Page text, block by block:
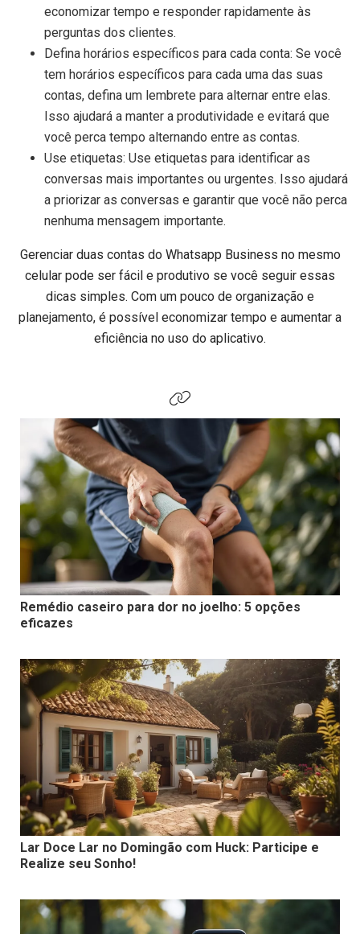
economizar tempo e responder rapidamente às
perguntas dos clientes.
Defina horários específicos para cada conta: Se você
tem horários específicos para cada uma das suas
contas, defina um lembrete para alternar entre elas.
Isso ajudará a manter a produtividade e evitará que
você perca tempo alternando entre as contas.
Use etiquetas: Use etiquetas para identificar as
conversas mais importantes ou urgentes. Isso ajudará
a priorizar as conversas e garantir que você não perca
nenhuma mensagem importante.
Gerenciar duas contas do Whatsapp Business no mesmo
celular pode ser fácil e produtivo se você seguir essas
dicas simples. Com um pouco de organização e
planejamento, é possível economizar tempo e aumentar a
eficiência no uso do aplicativo.
Remédio caseiro para dor no joelho: 5 opções
eficazes
Lar Doce Lar no Domingão com Huck: Participe e
Realize seu Sonho!